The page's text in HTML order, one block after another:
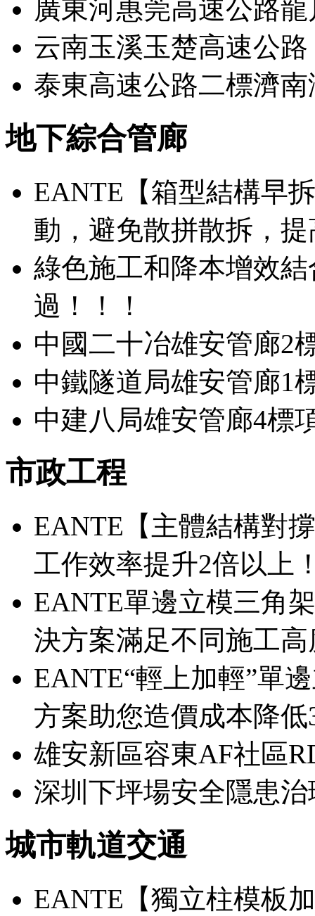
廣東河惠莞高速公路
云南玉溪玉楚高速公路
泰東高速公路二標濟南
地下綜合管廊
EANTE【箱型結構早
動，避免散拼散拆，
綠色施工和降本增效
過！！！
中國二十冶雄安管廊2
中鐵隧道局雄安管廊1
中建八局雄安管廊4標
市政工程
EANTE【主體結構對
工作效率提升2倍以上
EANTE單邊立模三角
決方案滿足不同施工
EANTE“輕上加輕”單
方案助您造價成本降低
雄安新區容東AF社區
深圳下坪場安全隱患
城市軌道交通
EANTE【獨立柱模板